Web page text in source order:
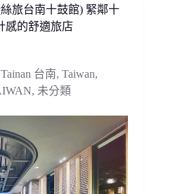
旅台南十鼓館) 緊鄰十
感的舒適旅店
Tainan 台南, Taiwan,
, 未分類